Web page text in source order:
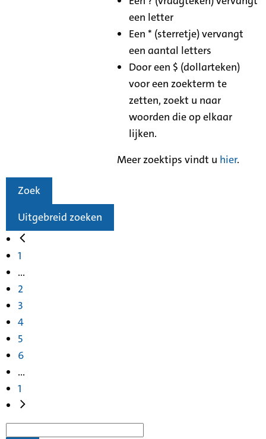
een letter
Een * (sterretje) vervangt
een aantal letters
Door een $ (dollarteken)
voor een zoekterm te
zetten, zoekt u naar
woorden die op elkaar
lijken.
Meer zoektips vindt u hier.
Zoek
Uitgebreid zoeken
1
...
2
3
4
5
6
...
1